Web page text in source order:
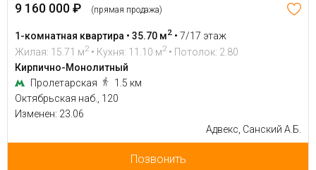
9 160 000 ₽ (прямая продажа)
1-комнатная квартира • 35.70 м2 • 7/17 этаж
Жилая: 15.71 м2 • Кухня: 11.10 м2 • Потолок: 2.80
Кирпично-Монолитный
Пролетарская
1.5 км
Октябрьская наб., 120
Изменен: 23.06
Адвекс, Санский А.Б.
Позвонить